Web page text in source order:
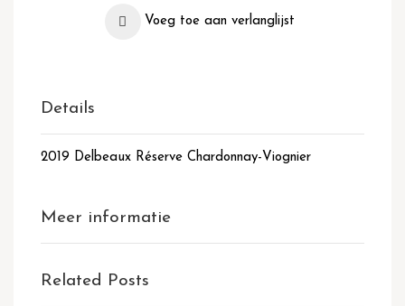
Voeg toe aan verlanglijst
Details
2019 Delbeaux Réserve Chardonnay-Viognier
Meer informatie
Related Posts